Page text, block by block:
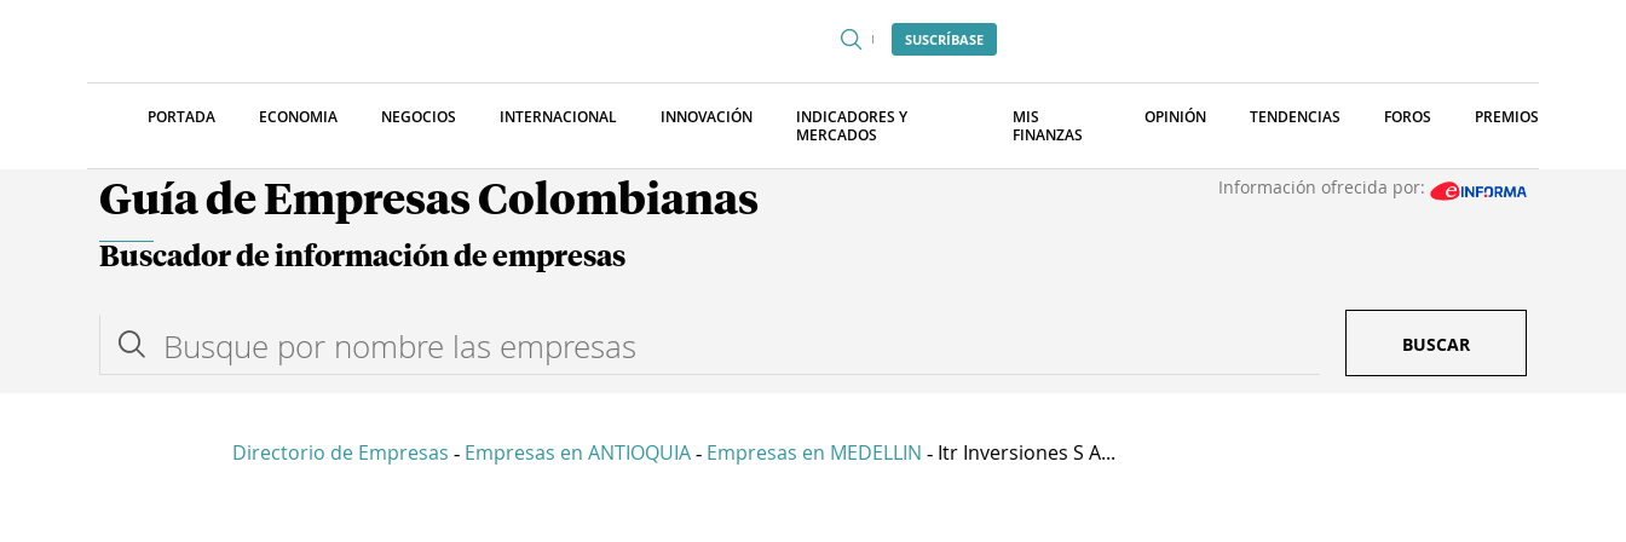
SUSCRÍBASE
PORTADA ECONOMIA NEGOCIOS INTERNACIONAL INNOVACIÓN
INDICADORES Y
MERCADOS
MIS
FINANZAS
OPINIÓN TENDENCIAS FOROS PREMIOS
Guía de Empresas Colombianas Información ofrecida por:
Buscador de información de empresas
BUSCAR
Directorio de Empresas - Empresas en ANTIOQUIA - Empresas en MEDELLIN - Itr Inversiones S A...